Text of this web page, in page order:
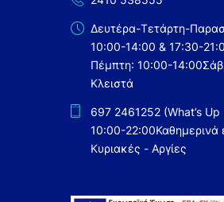
Δευτέρα-Τετάρτη-
10:00-14:00 & 17:30-
Πέμπτη: 10:00-14:00
Κλειστά
697 2461252 (What’s Up
10:00-22:00Καθημερινά
Κυριακές - Αργίες